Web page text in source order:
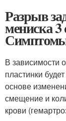
Разрыв
мениска 3
В зависимости
пластинки
основе
смещение и
крови